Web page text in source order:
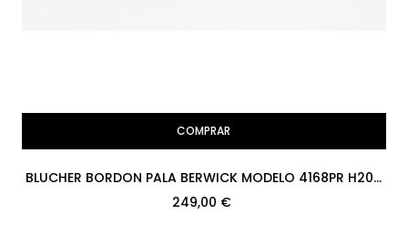
COMPRAR
BLUCHER BORDON PALA BERWICK MODELO 4168PR H207
COUNTRY CALF TESTA...
249,00 €